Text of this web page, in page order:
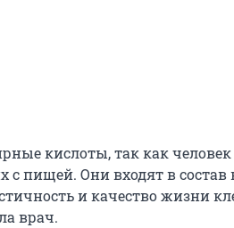
кислоты, так как
с пищей. Они входят в состав
и качество жизни
врач.